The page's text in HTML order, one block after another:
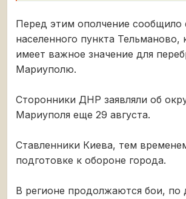
Перед этим ополчение сообщило
населенного пункта Тельманово,
имеет важное значение для
Мариуполю.
Сторонники ДНР заявляли об
Мариуполя еще 29 августа.
Ставленники Киева, тем
подготовке к обороне города.
В регионе продолжаются бои, по